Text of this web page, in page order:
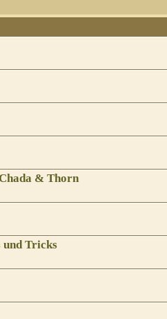
& Thorn
und Tricks